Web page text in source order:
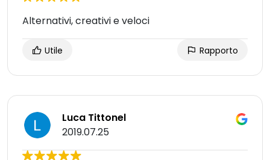
Alternativi, creativi e veloci
Utile Rapporto
Luca Tittonel
2019.07.25